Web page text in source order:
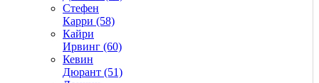
Стефен
Карри (58)
Кайри
Ирвинг (60)
Кевин
Дюрант (51)